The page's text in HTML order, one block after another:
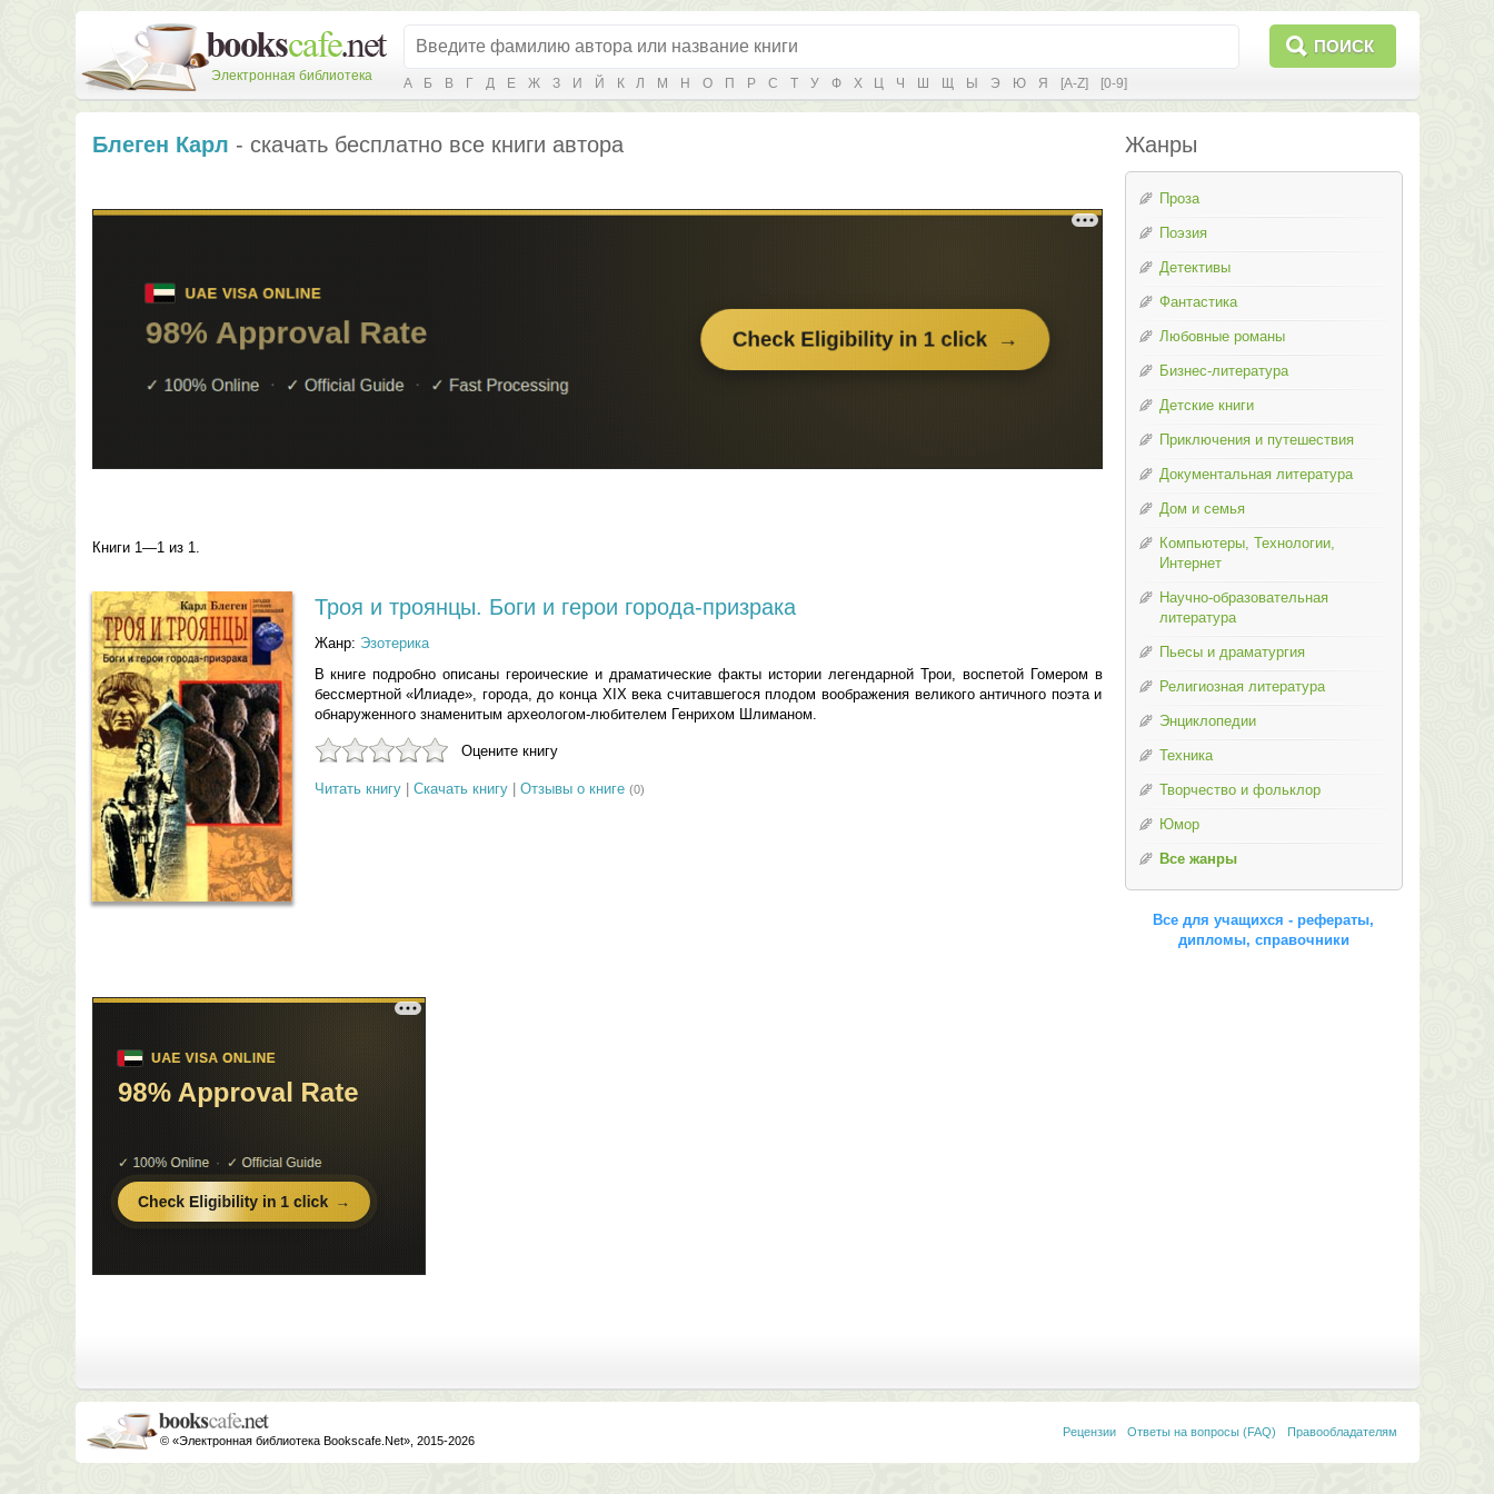
Электронная библиотека
ПОИСК
А Б В Г Д Е Ж З И Й К Л М Н О П Р С Т У Ф Х Ц Ч Ш Щ Ы Э Ю Я [A-Z] [0-9]
Блеген Карл - скачать бесплатно все книги автора
Книги 1—1 из 1.
Троя и троянцы. Боги и герои города-призрака
Жанр: Эзотерика
В книге подробно описаны героические и драматические факты истории легендарной Трои, воспетой Гомером в
бессмертной «Илиаде», города, до конца XIX века считавшегося плодом воображения великого античного поэта и
обнаруженного знаменитым археологом-любителем Генрихом Шлиманом.
Оцените книгу
Читать книгу| Скачать книгу| Отзывы о книге (0)
Жанры
Проза
Поэзия
Детективы
Фантастика
Любовные романы
Бизнес-литература
Детские книги
Приключения и путешествия
Документальная литература
Дом и семья
Компьютеры, Технологии,
Интернет
Научно-образовательная
литература
Пьесы и драматургия
Религиозная литература
Энциклопедии
Техника
Творчество и фольклор
Юмор
Все жанры
Все для учащихся - рефераты,
дипломы, справочники
© «Электронная библиотека Bookscafe.Net», 2015-2026
Правообладателям
Ответы на вопросы (FAQ)
Рецензии